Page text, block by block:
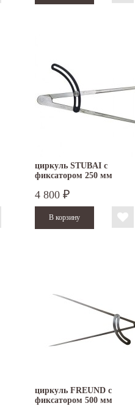
циркуль STUBAI с
фиксатором 250 мм
4 800 ₽
циркуль FREUND с
фиксатором 500 мм